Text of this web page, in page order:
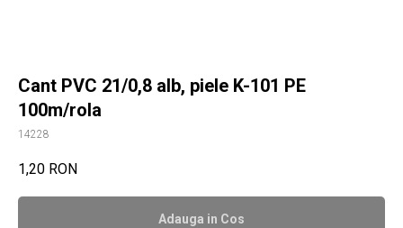
Cant PVC 21/0,8 alb, piele K-101 PE
100m/rola
14228
1,20 RON
Adauga in Сos